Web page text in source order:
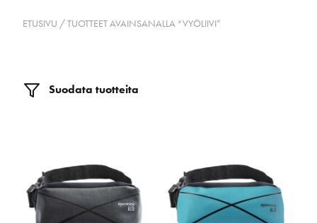
ETUSIVU / TUOTTEET AVAINSANALLA “VYÖLIIVI”
Suodata tuotteita